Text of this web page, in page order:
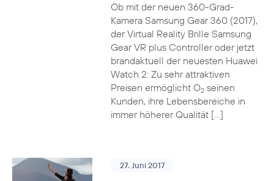
Ob mit der neuen 360-Grad-
Kamera Samsung Gear 360 (2017),
der Virtual Reality Brille Samsung
Gear VR plus Controller oder jetzt
brandaktuell der neuesten Huawei
Watch 2: Zu sehr attraktiven
Preisen ermöglicht O2seinen
Kunden, ihre Lebensbereiche in
immer höherer Qualität […]
27. Juni 2017